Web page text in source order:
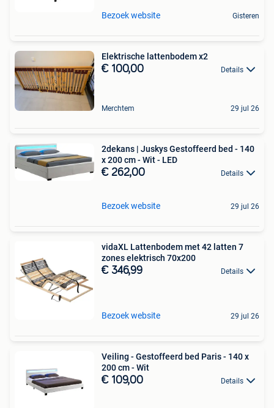
Bezoek website Gisteren
Elektrische lattenbodem x2
€ 100,00 Details
Merchtem 29 jul 26
2dekans | Juskys Gestoffeerd bed - 140
x 200 cm - Wit - LED
€ 262,00 Details
Bezoek website 29 jul 26
vidaXL Lattenbodem met 42 latten 7
zones elektrisch 70x200
€ 346,99 Details
Bezoek website 29 jul 26
Veiling - Gestoffeerd bed Paris - 140 x
200 cm - Wit
€ 109,00 Details